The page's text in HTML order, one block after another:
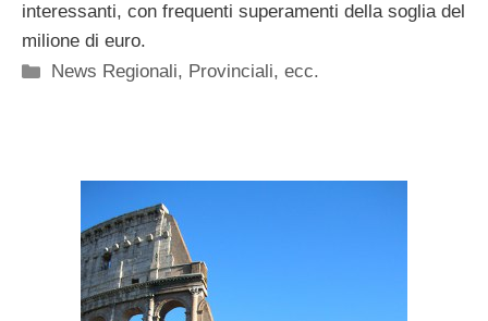
interessanti, con frequenti superamenti della soglia del
milione di euro.
Categorie
News Regionali, Provinciali, ecc.